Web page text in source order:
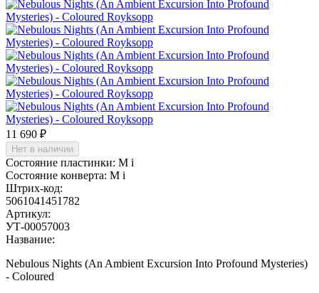
11 690 ₽
Нет в наличии
Состояние пластинки: M i
Состояние конверта: M i
Штрих-код:
5061041451782
Артикул:
УТ-00057003
Название:
Nebulous Nights (An Ambient Excursion Into Profound Mysteries)
- Coloured